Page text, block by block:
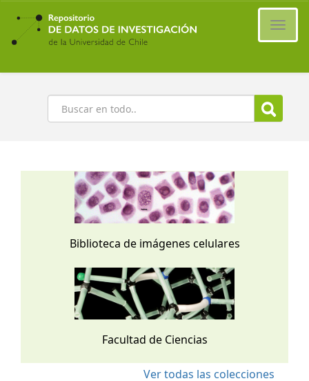
Ir
contenido
principal
Buscar
Biblioteca de imágenes celulares
Facultad de Ciencias
Ver todas las colecciones